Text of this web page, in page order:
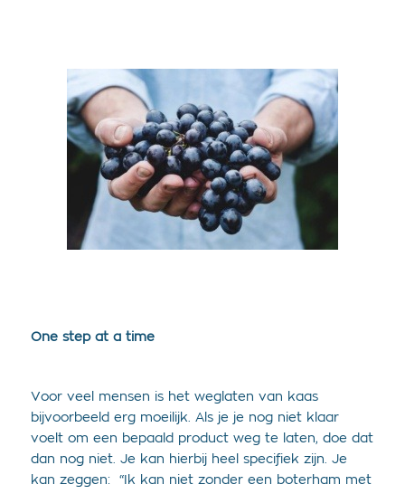
One step at a time
Voor veel mensen is het weglaten van kaas
bijvoorbeeld erg moeilijk. Als je je nog niet klaar
voelt om een bepaald product weg te laten, doe dat
dan nog niet. Je kan hierbij heel specifiek zijn. Je
kan zeggen: “Ik kan niet zonder een boterham met